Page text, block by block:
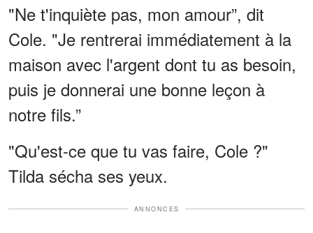
"Ne t'inquiète pas, mon amour”, dit
Cole. "Je rentrerai immédiatement à la
maison avec l'argent dont tu as besoin,
puis je donnerai une bonne leçon à
notre fils.”
"Qu'est-ce que tu vas faire, Cole ?"
Tilda sécha ses yeux.
ANNONCES